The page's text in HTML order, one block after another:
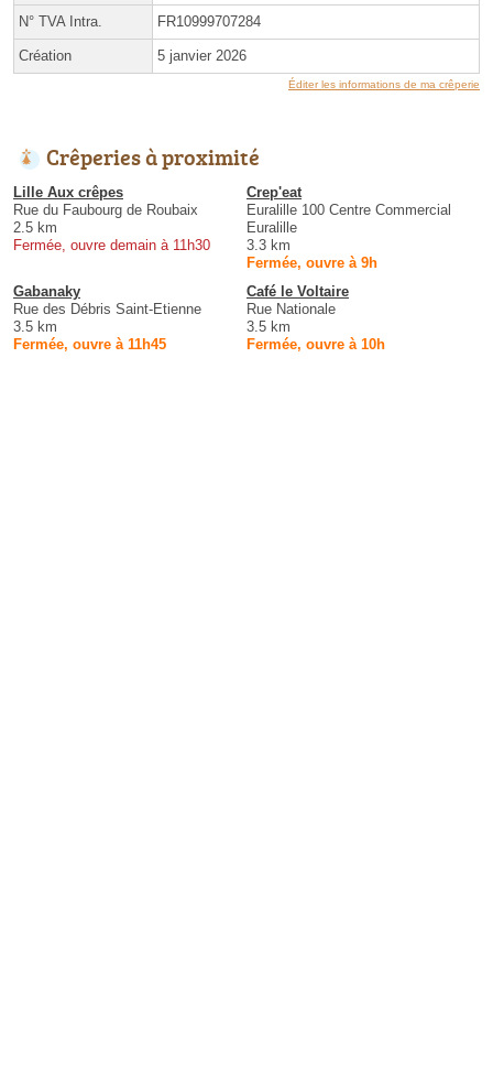
N° TVA Intra. FR10999707284
Création 5 janvier 2026
Éditer les informations de ma crêperie
Crêperies à proximité
Lille Aux crêpes
Rue du Faubourg de Roubaix
2.5 km
Fermée, ouvre demain à 11h30
Crep'eat
Euralille 100 Centre Commercial
Euralille
3.3 km
Fermée, ouvre à 9h
Gabanaky
Rue des Débris Saint-Etienne
3.5 km
Fermée, ouvre à 11h45
Café le Voltaire
Rue Nationale
3.5 km
Fermée, ouvre à 10h